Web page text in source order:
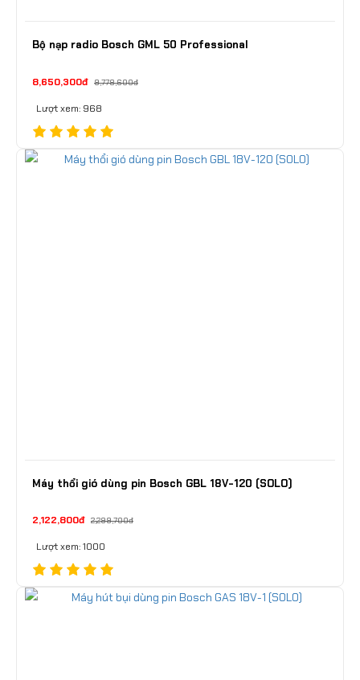
Bộ nạp radio Bosch GML 50 Professional
8,650,300đ 9,778,600đ
Lượt xem: 968
Máy thổi gió dùng pin Bosch GBL 18V-120 (SOLO)
2,122,800đ 2,299,700đ
Lượt xem: 1000